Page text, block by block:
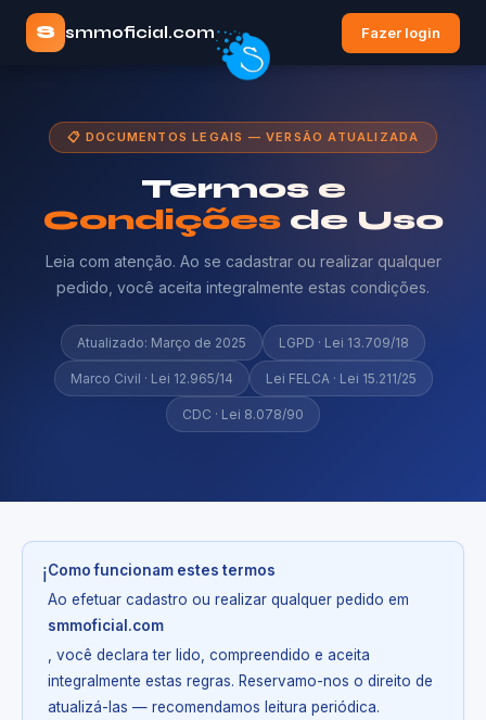
S smmoficial.com Fazer login
📋 DOCUMENTOS LEGAIS — VERSÃO ATUALIZADA
Termos e
Condições de Uso
Leia com atenção. Ao se cadastrar ou realizar qualquer
pedido, você aceita integralmente estas condições.
Atualizado: Março de 2025 LGPD · Lei 13.709/18
Marco Civil · Lei 12.965/14 Lei FELCA · Lei 15.211/25
CDC · Lei 8.078/90
ℹ️Como funcionam estes termos
Ao efetuar cadastro ou realizar qualquer pedido em
smmoficial.com
, você declara ter lido, compreendido e aceita
integralmente estas regras. Reservamo-nos o direito de
atualizá-las — recomendamos leitura periódica.